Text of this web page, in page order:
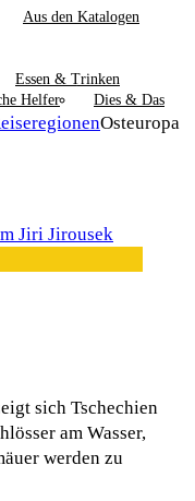
Aus den Katalogen
Essen & Trinken
Helfer
Dies & Das
Osteuropa
sich Tschechien
am Wasser,
werden zu